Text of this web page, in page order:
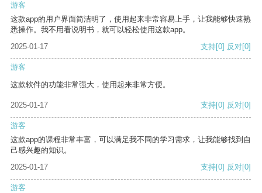
游客
这款app的用户界面简洁明了，使用起来非常容易上手，让我能够快速熟
悉操作。我不用看说明书，就可以轻松使用这款app。
2025-01-17
支持[0] 反对[0]
游客
这款软件的功能非常强大，使用起来非常方便。
2025-01-17 支持[0] 反对[0]
游客
这款app的课程非常丰富，可以满足我不同的学习需求，让我能够找到自
己感兴趣的知识。
2025-01-17
支持[0] 反对[0]
游客